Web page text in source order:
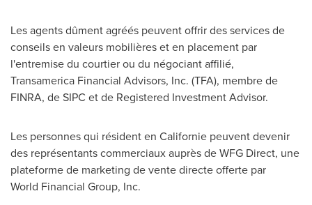
Les agents dûment agréés peuvent offrir des services de
conseils en valeurs mobilières et en placement par
l'entremise du courtier ou du négociant affilié,
Transamerica Financial Advisors, Inc. (TFA), membre de
FINRA, de SIPC et de Registered Investment Advisor.
Les personnes qui résident en Californie peuvent devenir
des représentants commerciaux auprès de WFG Direct, une
plateforme de marketing de vente directe offerte par
World Financial Group, Inc.